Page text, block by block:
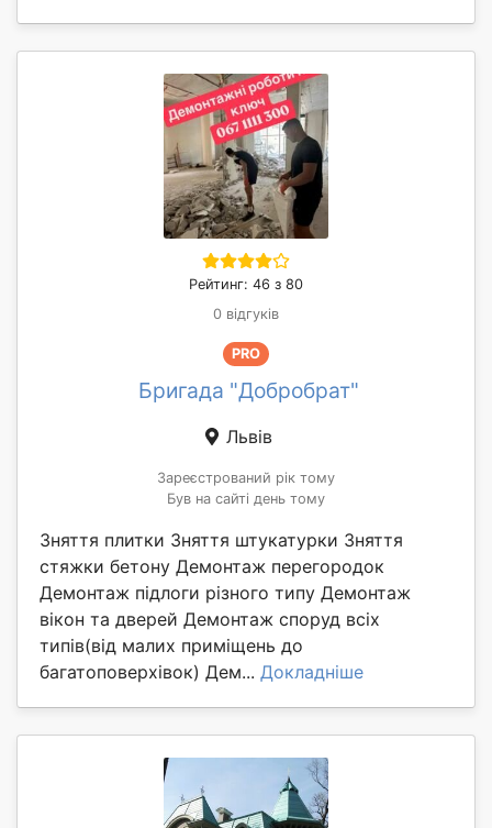
Рейтинг: 46 з 80
0 відгуків
PRO
Бригада "Добробрат"
Львів
Зареєстрований рік тому
Був на сайті день тому
Зняття плитки Зняття штукатурки Зняття
стяжки бетону Демонтаж перегородок
Демонтаж підлоги різного типу Демонтаж
вікон та дверей Демонтаж споруд всіх
типів(від малих приміщень до
багатоповерхівок) Дем... Докладніше